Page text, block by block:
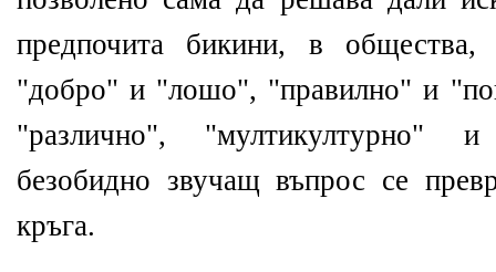
предпочита бикини, в
"добро" и "лошо", "правилно" и
"различно", "мултикултурно"
безобидно звучащ въпрос се
кръга.